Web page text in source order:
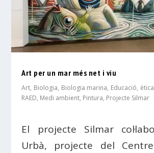
Art per un mar més net i viu
Art, Biologia, Biologia marina, Educació,
RAED, Medi ambient, Pintura, Projecte Silmar
El projecte Silmar
Urbà, projecte del